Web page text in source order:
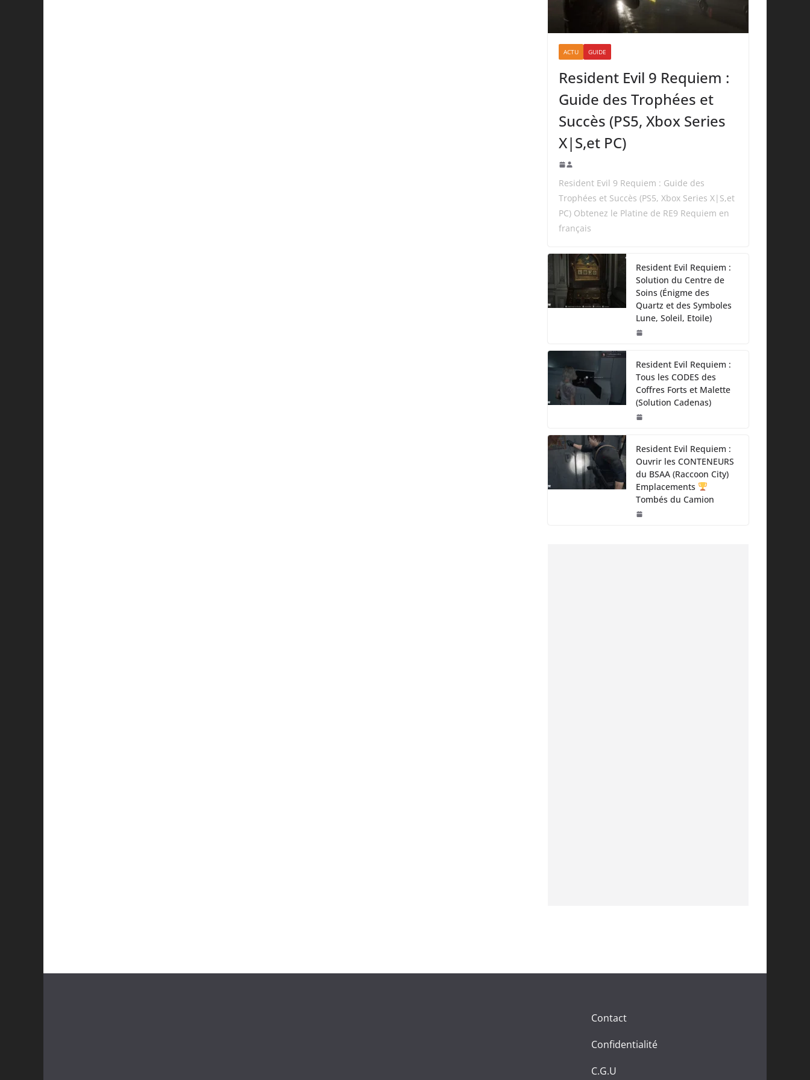
ACTU GUIDE
Resident Evil 9 Requiem :
Guide des Trophées et
Succès (PS5, Xbox Series
X|S,et PC)
Resident Evil 9 Requiem : Guide des
Trophées et Succès (PS5, Xbox Series X|S,et
PC) Obtenez le Platine de RE9 Requiem en
français
Resident Evil Requiem :
Solution du Centre de
Soins (Énigme des
Quartz et des Symboles
Lune, Soleil, Etoile)
Resident Evil Requiem :
Tous les CODES des
Coffres Forts et Malette
(Solution Cadenas)
Resident Evil Requiem :
Ouvrir les CONTENEURS
du BSAA (Raccoon City)
Emplacements
Tombés du Camion
Contact
Confidentialité
C.G.U